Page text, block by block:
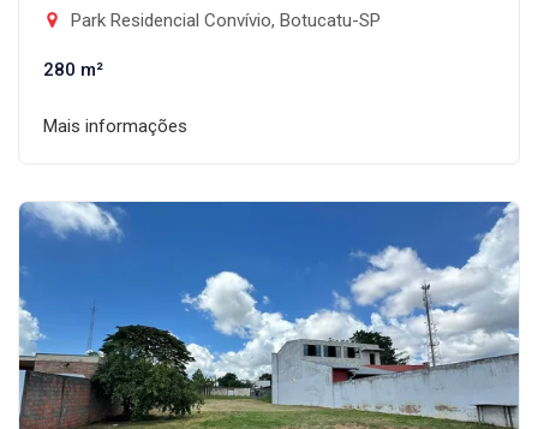
Park Residencial Convívio, Botucatu-SP
280 m²
Mais informações